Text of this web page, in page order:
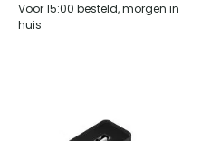
Voor 15:00 besteld, morgen in
huis